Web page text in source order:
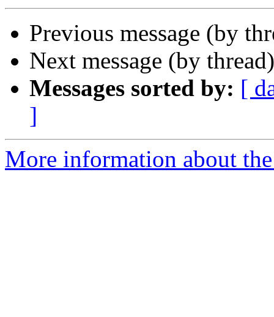
Previous message (by
Next message (by
Messages sorted by: [
]
More information about